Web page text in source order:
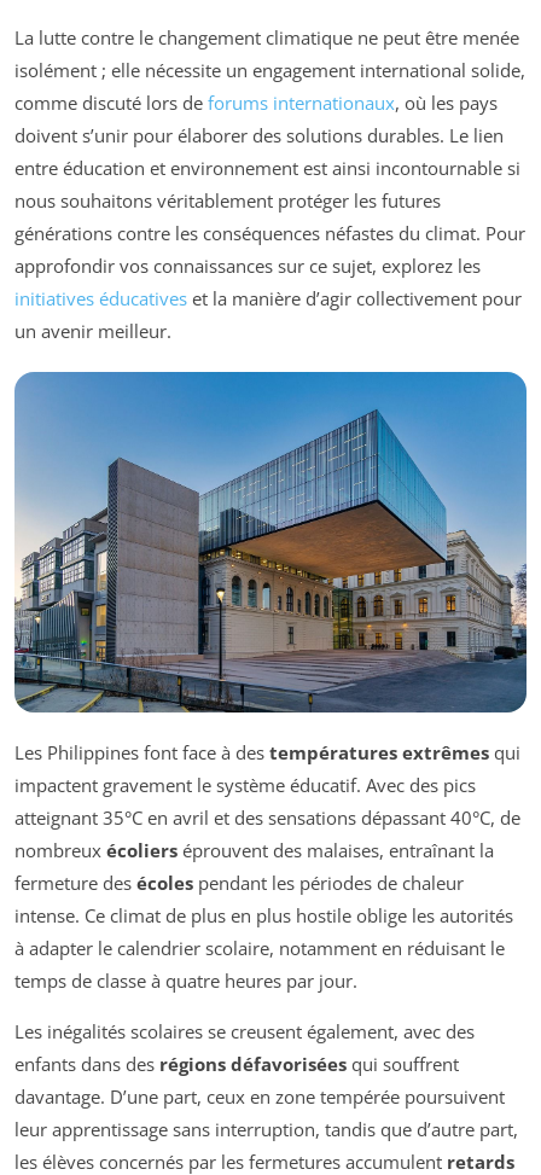
La lutte contre le changement climatique ne peut être menée
isolément ; elle nécessite un engagement international solide,
comme discuté lors de forums internationaux, où les pays
doivent s’unir pour élaborer des solutions durables. Le lien
entre éducation et environnement est ainsi incontournable si
nous souhaitons véritablement protéger les futures
générations contre les conséquences néfastes du climat. Pour
approfondir vos connaissances sur ce sujet, explorez les
initiatives éducatives et la manière d’agir collectivement pour
un avenir meilleur.
Les Philippines font face à des températures extrêmes qui
impactent gravement le système éducatif. Avec des pics
atteignant 35°C en avril et des sensations dépassant 40°C, de
nombreux écoliers éprouvent des malaises, entraînant la
fermeture des écoles pendant les périodes de chaleur
intense. Ce climat de plus en plus hostile oblige les autorités
à adapter le calendrier scolaire, notamment en réduisant le
temps de classe à quatre heures par jour.
Les inégalités scolaires se creusent également, avec des
enfants dans des régions défavorisées qui souffrent
davantage. D’une part, ceux en zone tempérée poursuivent
leur apprentissage sans interruption, tandis que d’autre part,
les élèves concernés par les fermetures accumulent retards